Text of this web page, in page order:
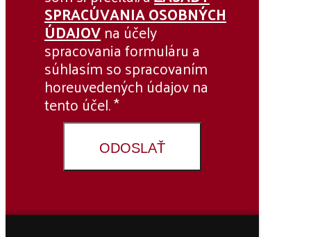
SPRACÚVANIA OSOBNÝCH
ÚDAJOVna účely
spracovania formuláru a
súhlasím so spracovaním
horeuvedených údajov na
tento účel. *